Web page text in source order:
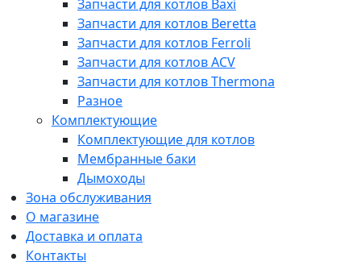
Запчасти для котлов Baxi
Запчасти для котлов Beretta
Запчасти для котлов Ferroli
Запчасти для котлов ACV
Запчасти для котлов Thermona
Разное
Комплектующие
Комплектующие для котлов
Мембранные баки
Дымоходы
Зона обслуживания
О магазине
Доставка и оплата
Контакты